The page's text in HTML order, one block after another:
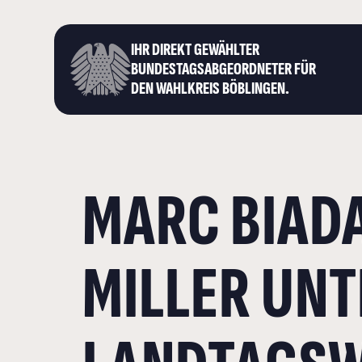
IHR DIREKT GEWÄHLTER
BUNDESTAGS­ABGEORDNETER FÜR
DEN WAHLKREIS BÖBLINGEN.
MARC
MILLER